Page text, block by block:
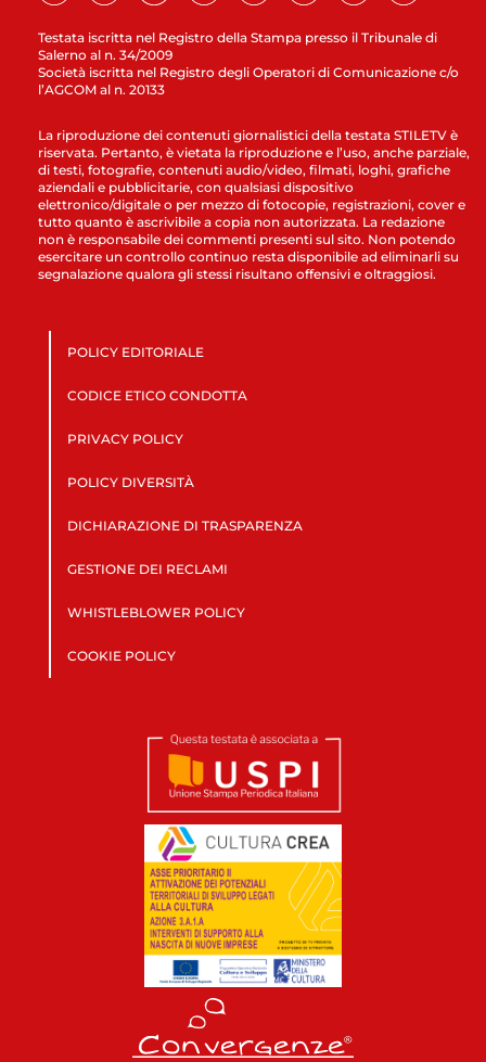
Testata iscritta nel Registro della Stampa presso il Tribunale di
Salerno al n. 34/2009
Società iscritta nel Registro degli Operatori di Comunicazione c/o
l’AGCOM al n. 20133
La riproduzione dei contenuti giornalistici della testata STILETV è
riservata. Pertanto, è vietata la riproduzione e l’uso, anche parziale,
di testi, fotografie, contenuti audio/video, filmati, loghi, grafiche
aziendali e pubblicitarie, con qualsiasi dispositivo
elettronico/digitale o per mezzo di fotocopie, registrazioni, cover e
tutto quanto è ascrivibile a copia non autorizzata. La redazione
non è responsabile dei commenti presenti sul sito. Non potendo
esercitare un controllo continuo resta disponibile ad eliminarli su
segnalazione qualora gli stessi risultano offensivi e oltraggiosi.
POLICY EDITORIALE
CODICE ETICO CONDOTTA
PRIVACY POLICY
POLICY DIVERSITÀ
DICHIARAZIONE DI TRASPARENZA
GESTIONE DEI RECLAMI
WHISTLEBLOWER POLICY
COOKIE POLICY